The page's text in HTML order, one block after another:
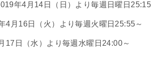
年4月14日（日）より毎週日曜日25:15
4月16日（火）より毎週火曜日25:55～
17日（水）より毎週水曜日24:00～